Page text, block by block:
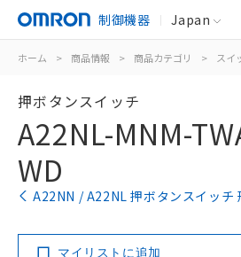
制御機器 Japan
ホーム > 商品情報 > 商品カテゴリ > スイ
押ボタンスイッチ
A22NL-MNM-
WD
A22NN / A22NL 押ボタンスイッチ
マイリストに追加